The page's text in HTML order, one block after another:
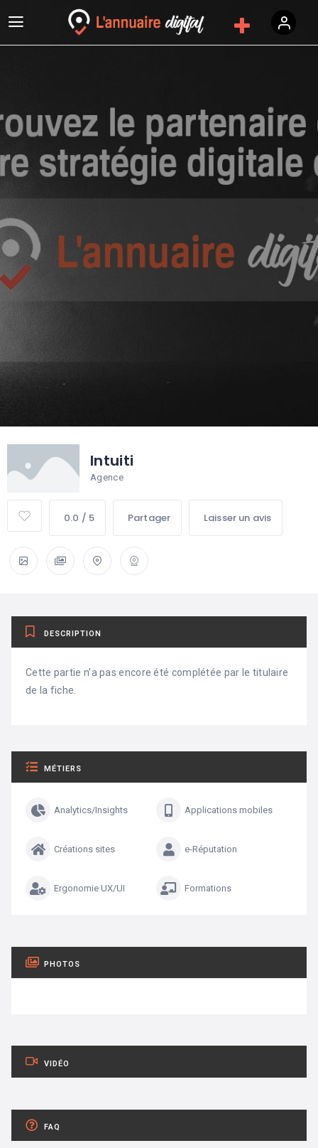
Intuiti
Agence
0.0 / 5 Partager Laisser un avis
DESCRIPTION
Cette partie n’a pas encore été complétée par le titulaire
de la fiche.
MÉTIERS
Analytics/Insights Applications mobiles
Créations sites e-Réputation
Ergonomie UX/UI Formations
PHOTOS
VIDÉO
FAQ